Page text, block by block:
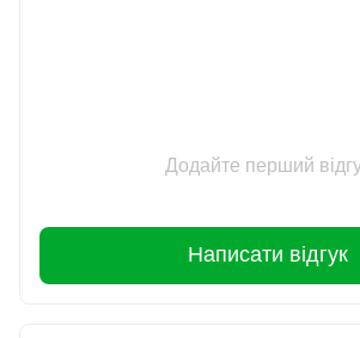
Додайте перший
Написати відгук